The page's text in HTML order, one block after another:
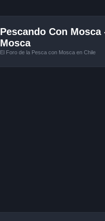
Pescando Con
Mosca
El Foro de la Pesca con Mosca en Chile